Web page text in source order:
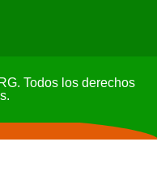
Todos los derechos